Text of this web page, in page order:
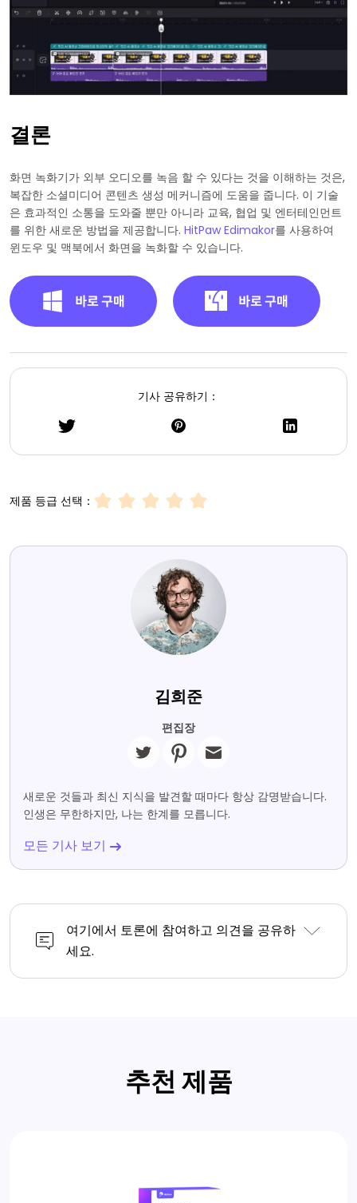
결론
화면 녹화기가 외부 오디오를 녹음 할 수 있다는 것을 이해하는 것은,
복잡한 소셜미디어 콘텐츠 생성 메커니즘에 도움을 줍니다. 이 기술
은 효과적인 소통을 도와줄 뿐만 아니라 교육, 협업 및 엔터테인먼트
를 위한 새로운 방법을 제공합니다. HitPaw Edimakor를 사용하여
윈도우 및 맥북에서 화면을 녹화할 수 있습니다.
기사 공유하기：
제품 등급 선택：
김희준
편집장
새로운 것들과 최신 지식을 발견할 때마다 항상 감명받습니다.
인생은 무한하지만, 나는 한계를 모릅니다.
모든 기사 보기
여기에서 토론에 참여하고 의견을 공유하
세요.
추천 제품